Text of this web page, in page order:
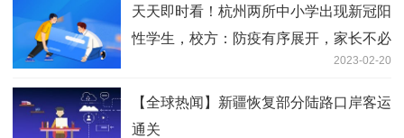
天天即时看！杭州两所中小学出现新冠阳
性学生，校方：防疫有序展开，家长不必
2023-02-20
【全球热闻】新疆恢复部分陆路口岸客运
通关